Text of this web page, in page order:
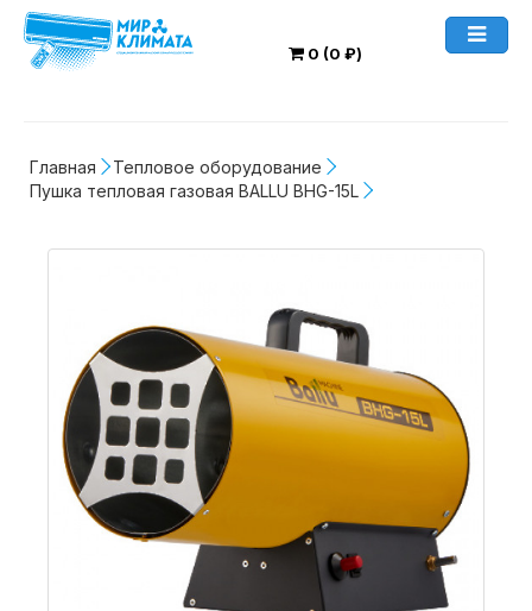
0 (0 ₽)
Главная
Тепловое оборудование
Пушка тепловая газовая BALLU BHG-15L